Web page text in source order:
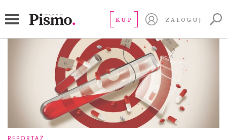
KUP ZALOGUJ
jeden procent podatku
REPORTAŻ